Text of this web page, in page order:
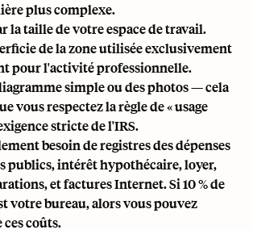
plus complexe.
la taille de votre espace de travail.
de la zone utilisée exclusivement
pour l'activité professionnelle.
simple ou des photos — cela
vous respectez la règle de « usage
stricte de l'IRS.
besoin de registres des dépenses
publics,intérêt hypothécaire, loyer,
et factures Internet. Si 10 % de
votre bureau, alors vous pouvez
ces coûts.